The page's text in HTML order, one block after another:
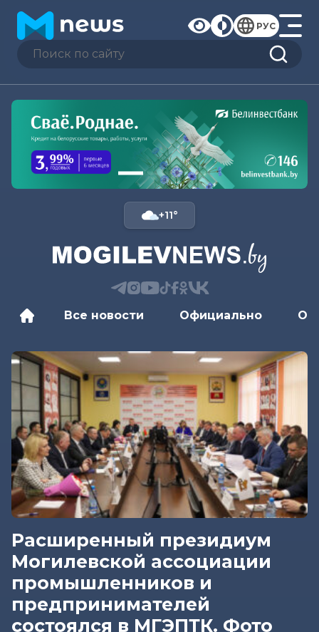
РУС
+11°
Все новости Официально
Расширенный президиум
Могилевской ассоциации
промышленников и
предпринимателей
состоялся в МГЭПТК. Фото